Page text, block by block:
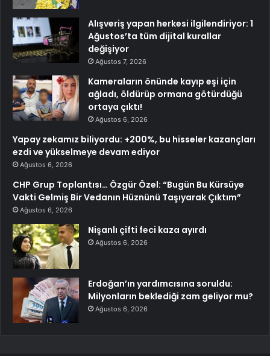
Alışveriş yapan herkesi ilgilendiriyor: 1
Ağustos’ta tüm dijital kurallar
değişiyor
Ağustos 7, 2026
Kameraların önünde kayıp eşi için
ağladı, öldürüp ormana götürdüğü
ortaya çıktı!
Ağustos 6, 2026
Yapay zekamız biliyordu: +200%, bu hisseler kazançları
ezdi ve yükselmeye devam ediyor
Ağustos 6, 2026
CHP Grup Toplantısı… Özgür Özel: “Bugün Bu Kürsüye
Vakti Gelmiş Bir Vedanın Hüznünü Taşıyarak Çıktım”
Ağustos 6, 2026
Nişanlı çifti feci kaza ayırdı
Ağustos 6, 2026
Erdoğan’ın yardımcısına soruldu:
Milyonların beklediği zam geliyor mu?
Ağustos 6, 2026